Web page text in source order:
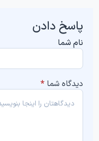
پاسخ دادن
نام شما
دیدگاه شما *